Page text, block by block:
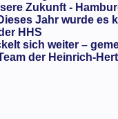
Zukunft -
Jahr wurde es
HHS
sich weiter –
der Heinrich-